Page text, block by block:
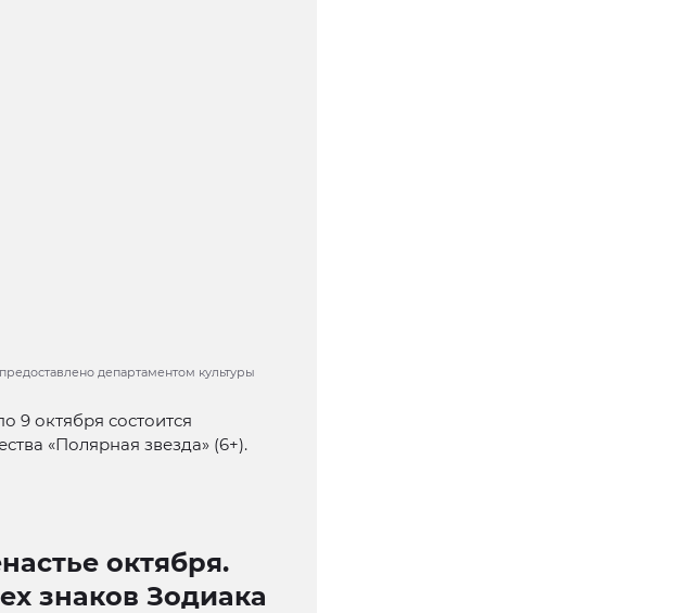
департаментом культуры
9 октября состоится
«Полярная звезда» (6+).
октября.
знаков Зодиака